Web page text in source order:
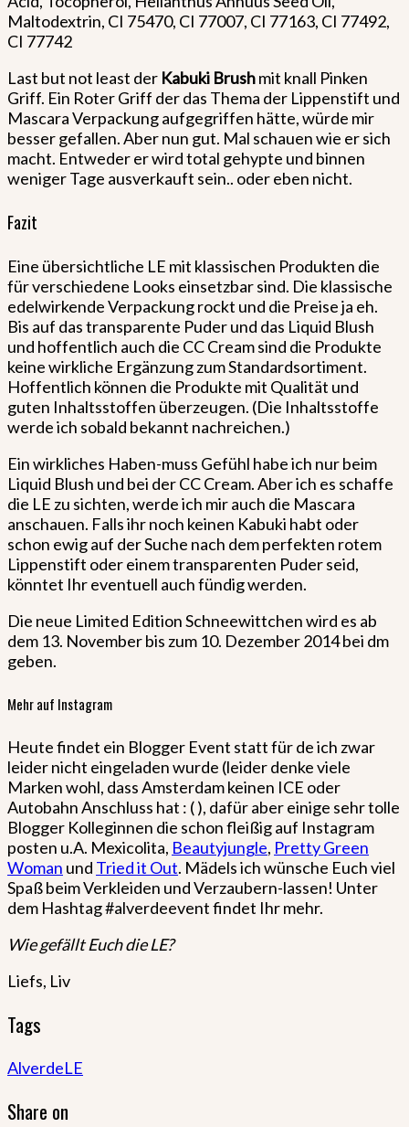
Maltodextrin, CI 75470, CI 77007, CI 77163, CI 77492,
CI 77742
Last but not least der Kabuki Brushmit knall Pinken
Griff. Ein Roter Griff der das Thema der Lippenstift und
Mascara Verpackung aufgegriffen hätte, würde mir
besser gefallen. Aber nun gut. Mal schauen wie er sich
macht. Entweder er wird total gehypte und binnen
weniger Tage ausverkauft sein.. oder eben nicht.
Fazit
Eine übersichtliche LE mit klassischen Produkten die
für verschiedene Looks einsetzbar sind. Die klassische
edelwirkende Verpackung rockt und die Preise ja eh.
Bis auf das transparente Puder und das Liquid Blush
und hoffentlich auch die CC Cream sind die Produkte
keine wirkliche Ergänzung zum Standardsortiment.
Hoffentlich können die Produkte mit Qualität und
guten Inhaltsstoffen überzeugen. (Die Inhaltsstoffe
werde ich sobald bekannt nachreichen.)
Ein wirkliches Haben-muss Gefühl habe ich nur beim
Liquid Blush und bei der CC Cream. Aber ich es schaffe
die LE zu sichten, werde ich mir auch die Mascara
anschauen. Falls ihr noch keinen Kabuki habt oder
schon ewig auf der Suche nach dem perfekten rotem
Lippenstift oder einem transparenten Puder seid,
könntet Ihr eventuell auch fündig werden.
Die neue Limited Edition Schneewittchen wird es ab
dem 13. November bis zum 10. Dezember 2014 bei dm
geben.
Mehr auf Instagram
Heute findet ein Blogger Event statt für de ich zwar
leider nicht eingeladen wurde (leider denke viele
Marken wohl, dass Amsterdam keinen ICE oder
Autobahn Anschluss hat : ( ), dafür aber einige sehr tolle
Blogger Kolleginnen die schon fleißig auf Instagram
posten u.A. Mexicolita, Beautyjungle, Pretty Green
Woman und Tried it Out. Mädels ich wünsche Euch viel
Spaß beim Verkleiden und Verzaubern-lassen! Unter
dem Hashtag #alverdeevent findet Ihr mehr.
Wie gefällt Euch die LE?
Liefs, Liv
Tags
AlverdeLE
Share on